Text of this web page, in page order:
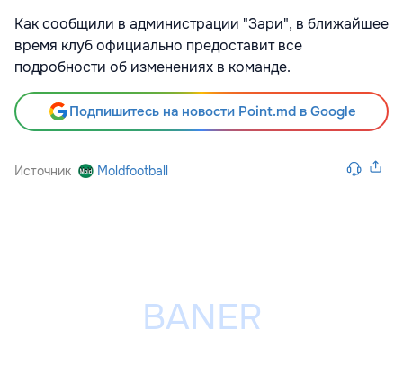
Как сообщили в администрации "Зари", в ближайшее
время клуб официально предоставит все
подробности об изменениях в команде.
Подпишитесь на новости Point.md в Google
Источник Moldfootball